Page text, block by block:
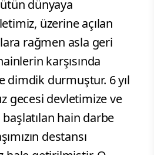
dünyaya
üzerine açılan
rağmen asla geri
karşısında
dimdik durmuştur. 6 yıl
gecesi devletimize ve
hain darbe
destansı